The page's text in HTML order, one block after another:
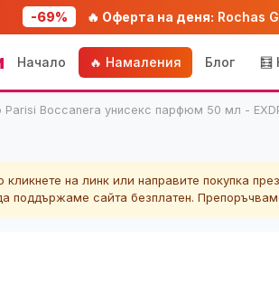
-69% 🔥 Оферта на деня: Rochas
Начало 🔥 Намаления Блог 🧮
Parisi Boccanera унисекс парфюм 50 мл -
кликнете на линк или направите покупка
поддържаме сайта безплатен.